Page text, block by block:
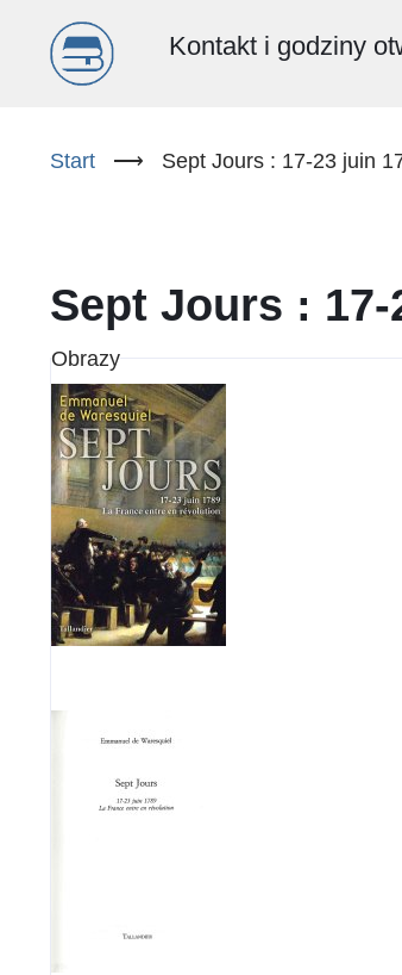
Menu
(PL)
Kontakt i godziny
Start ⟶ Sept Jours : 17-23 juin
Sept Jours :
Obrazy